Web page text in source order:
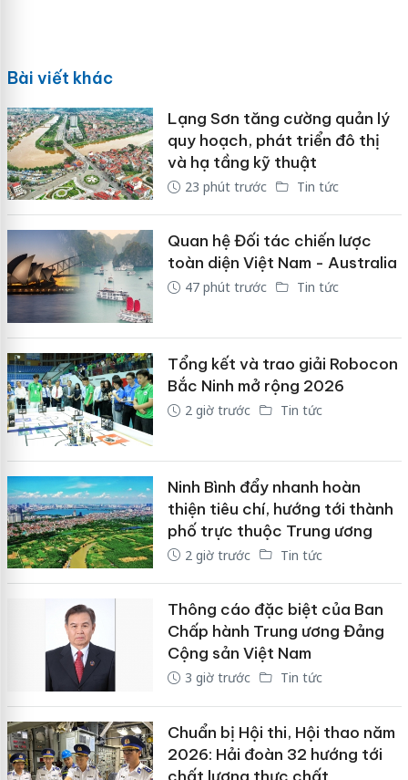
Bài viết khác
Lạng Sơn tăng cường quản lý
quy hoạch, phát triển đô thị
và hạ tầng kỹ thuật
23 phút trước Tin tức
Quan hệ Đối tác chiến lược
toàn diện Việt Nam - Australia
47 phút trước Tin tức
Tổng kết và trao giải Robocon
Bắc Ninh mở rộng 2026
2 giờ trước Tin tức
Ninh Bình đẩy nhanh hoàn
thiện tiêu chí, hướng tới thành
phố trực thuộc Trung ương
2 giờ trước Tin tức
Thông cáo đặc biệt của Ban
Chấp hành Trung ương Đảng
Cộng sản Việt Nam
3 giờ trước Tin tức
Chuẩn bị Hội thi, Hội thao năm
2026: Hải đoàn 32 hướng tới